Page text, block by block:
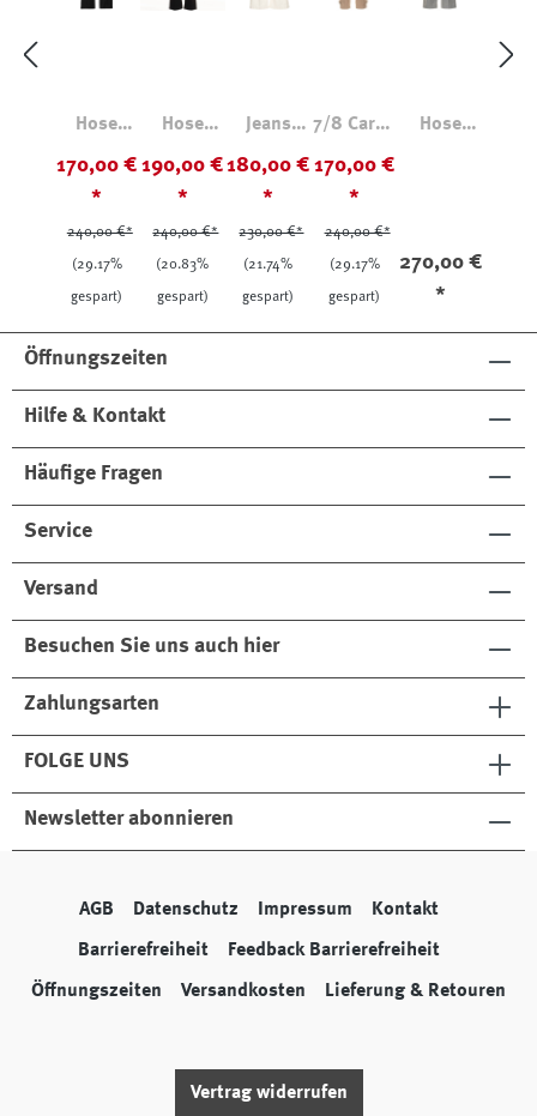
Hose
170,00 €
*
240,00 €*
(29.17%
gespart)
Hose
190,00 €
*
240,00 €*
(20.83%
gespart)
Jeans
180,00 €
*
230,00 €*
(21.74%
gespart)
7/8 Cargo
Sophie
170,00 €
*
240,00 €*
(29.17%
gespart)
Hose
270,00 €
*
Öffnungszeiten
Hilfe & Kontakt
Häufige Fragen
Service
Versand
Besuchen Sie uns auch hier
Zahlungsarten
FOLGE UNS
Newsletter abonnieren
AGB Datenschutz Impressum Kontakt
Barrierefreiheit Feedback Barrierefreiheit
Öffnungszeiten Versandkosten Lieferung & Retouren
Vertrag widerrufen